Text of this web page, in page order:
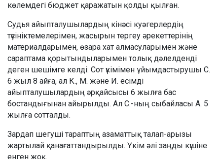
көлемдегі бюджет қаражатын қолды қылған.
Судья айыпталушылардың кінәсі куәгерлердің
түсініктемелерімен, жасырын тергеу әрекеттерінің
материалдарымен, өзара хат алмасуларымен және
сараптама қорытындыларымен толық дәлелденді
деген шешімге келді. Сот үкімімен ұйымдастырушы С.
6 жыл 8 айға, ал К., М. және И. есімді
айыпталушылардың әрқайсысы 6 жылға бас
бостандығынан айырылды. Ал С.-ның сыбайласы А. 5
жылға сотталды.
Зардап шегуші тараптың азаматтық талап-арызы
жартылай қанағаттандырылды. Үкім әлі заңды күшіне
енген жоқ.